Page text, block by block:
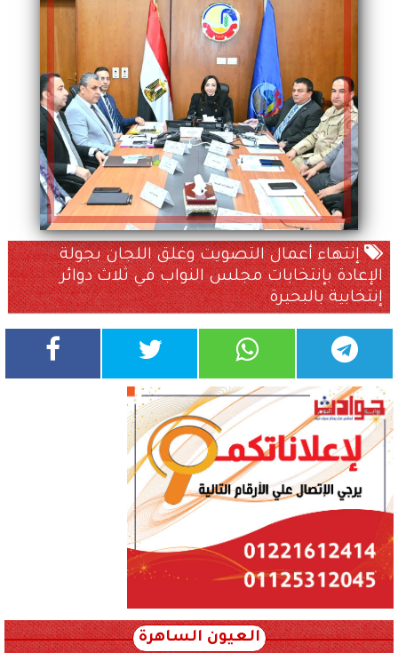
إنتهاء أعمال التصويت وغلق اللجان بجولة
الإعادة بإنتخابات مجلس النواب في ثلاث دوائر
إنتخابية بالبحيرة
العيون الساهرة